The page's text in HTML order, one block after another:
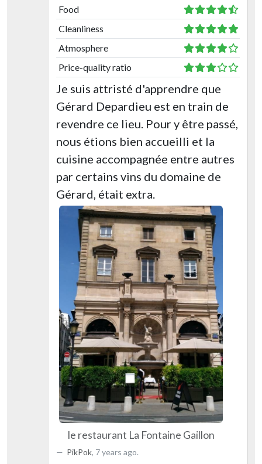
Food
Cleanliness
Atmosphere
Price-quality ratio
Je suis attristé d'apprendre que
Gérard Depardieu est en train de
revendre ce lieu. Pour y être passé,
nous étions bien accueilli et la
cuisine accompagnée entre autres
par certains vins du domaine de
Gérard, était extra.
le restaurant La Fontaine Gaillon
PikPok, 7 years ago.